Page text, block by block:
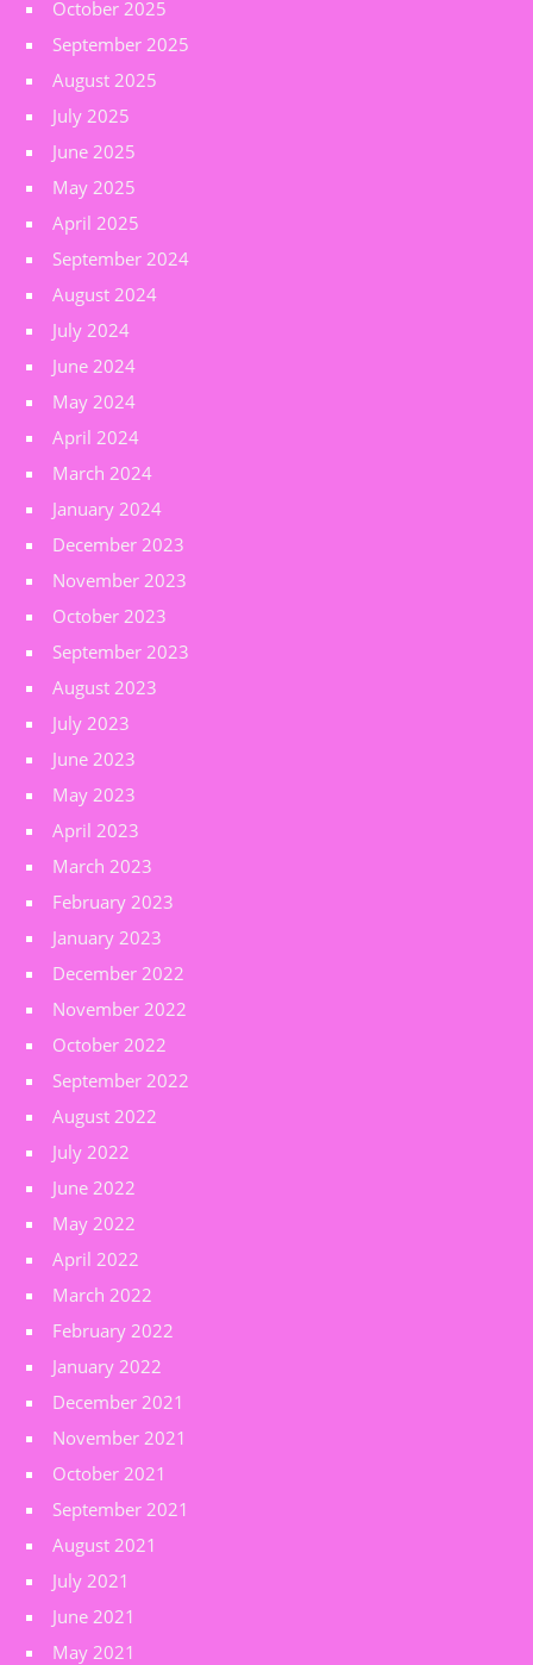
October 2025
September 2025
August 2025
July 2025
June 2025
May 2025
April 2025
September 2024
August 2024
July 2024
June 2024
May 2024
April 2024
March 2024
January 2024
December 2023
November 2023
October 2023
September 2023
August 2023
July 2023
June 2023
May 2023
April 2023
March 2023
February 2023
January 2023
December 2022
November 2022
October 2022
September 2022
August 2022
July 2022
June 2022
May 2022
April 2022
March 2022
February 2022
January 2022
December 2021
November 2021
October 2021
September 2021
August 2021
July 2021
June 2021
May 2021